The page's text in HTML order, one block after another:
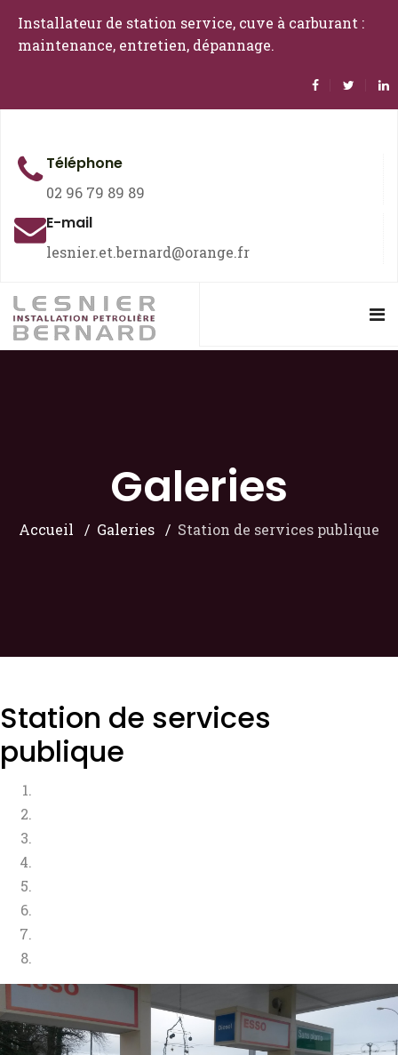
Installateur de station service, cuve à carburant :
maintenance, entretien, dépannage.
Téléphone
02 96 79 89 89
E-mail
lesnier.et.bernard@orange.fr
Galeries
Accueil Galeries Station de services publique
Station de services
publique